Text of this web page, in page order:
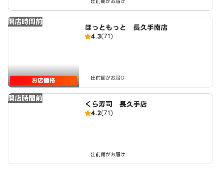
開店時間前
お店価格
ほっともっと 長久手南店
4.3(71)
出前館がお届け
開店時間前
くら寿司 長久手店
4.2(71)
出前館がお届け